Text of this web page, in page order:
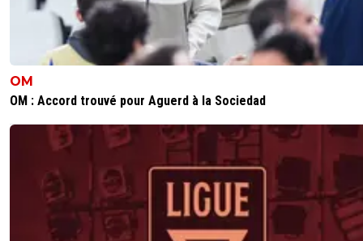
OM
OM : Accord trouvé pour Aguerd à la Sociedad